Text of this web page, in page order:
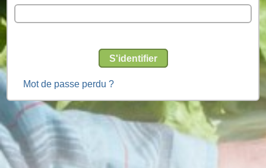
S'identifier
Mot de passe perdu ?